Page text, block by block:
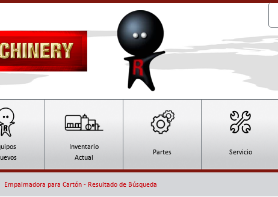
Inventario
Actual
Partes Servicio
Empalmadora para Cartón - Resultado de Búsqueda